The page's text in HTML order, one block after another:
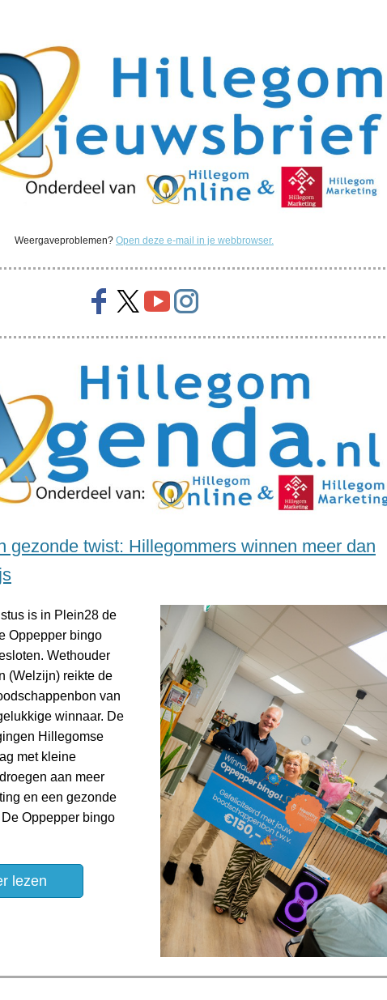
Weergaveproblemen? Open deze e-mail in je webbrowser.
gezonde twist: Hillegommers winnen meer dan
is in Plein28 de
Oppepper bingo
Wethouder
(Welzijn) reikte de
van
winnaar. De
Hillegomse
met kleine
aan meer
en een gezonde
Oppepper bingo
lezen